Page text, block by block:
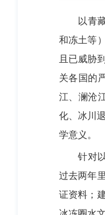
以青
和冻土等
且已威胁
关各国的
江、澜沧
化、冰川
学意义。
针对
过去两年
证资料；